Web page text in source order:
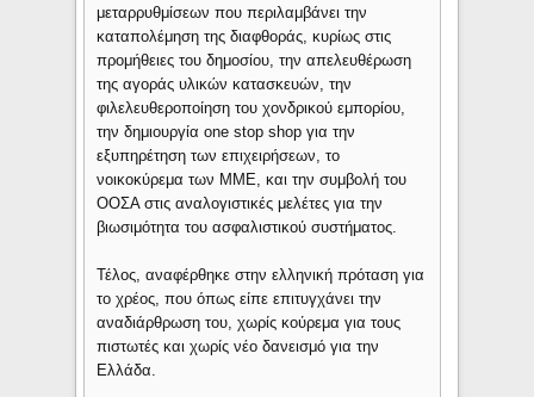
μεταρρυθμίσεων που περιλαμβάνει την
καταπολέμηση της διαφθοράς, κυρίως στις
προμήθειες του δημοσίου, την απελευθέρωση
της αγοράς υλικών κατασκευών, την
φιλελευθεροποίηση του χονδρικού εμπορίου,
την δημιουργία one stop shop για την
εξυπηρέτηση των επιχειρήσεων, το
νοικοκύρεμα των ΜΜΕ, και την συμβολή του
ΟΟΣΑ στις αναλογιστικές μελέτες για την
βιωσιμότητα του ασφαλιστικού συστήματος.
Τέλος, αναφέρθηκε στην ελληνική πρόταση για
το χρέος, που όπως είπε επιτυγχάνει την
αναδιάρθρωση του, χωρίς κούρεμα για τους
πιστωτές και χωρίς νέο δανεισμό για την
Ελλάδα.